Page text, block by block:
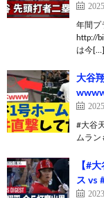
年間プ
http://
は今[…]
大谷
#大谷
ムラ
【#
ス vs